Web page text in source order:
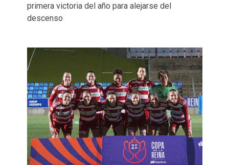
primera victoria del año para alejarse del
descenso